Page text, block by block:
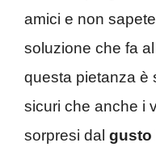
amici e non
soluzione che fa
questa pietanza è
sicuri che anche i
sorpresi dal gusto